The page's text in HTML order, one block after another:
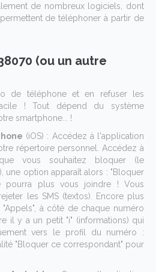
de nombreux logiciels, dont
de téléphoner à partir de
(ou un autre
de téléphone et en refuser les
! Tout dépend du système
smartphone... !
(iOS) : Accédez à l'application
répertoire personnel. Accédez à
vous souhaitez bloquer (le
une option apparaît alors : "Bloquer
pourra plus vous joindre ! Vous
les SMS (textos). Encore plus
à côté de chaque numéro
il y a un petit "i" (informations) qui
vers le profil du numéro :
"Bloquer ce correspondant" pour